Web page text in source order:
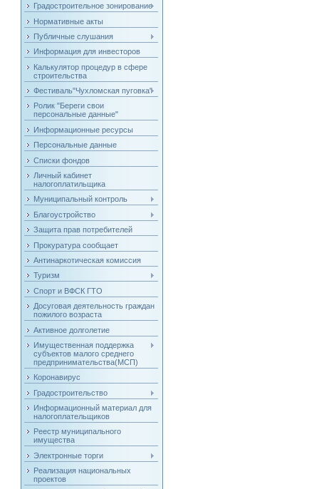
Градостроительное зонирование
Нормативные акты
Публичные слушания
Информация для инвесторов
Калькулятор процедур в сфере
строительства
Фестиваль"Чухломская пуговка"
Ролик "Береги свои
персональные данные"
Информационные ресурсы
Персональные данные
Списки фондов
Личный кабинет
налогоплатильщика
Муниципальный контроль
Благоустройство
Защита прав потребителей
Прокуратура сообщает
Антинаркотическая комиссия
Туризм
Спорт и ВФСК ГТО
Досуговая деятельность граждан
пожилого возраста
Активное долголетие
Имущественная поддержка
субъектов малого среднего
предпринимательства(МСП)
Коронавирус
Градостроительство
Информационный материал для
налогоплательщиков
Реестр муниципального
имущества
Электронные торги
Реализация национальных
проектов